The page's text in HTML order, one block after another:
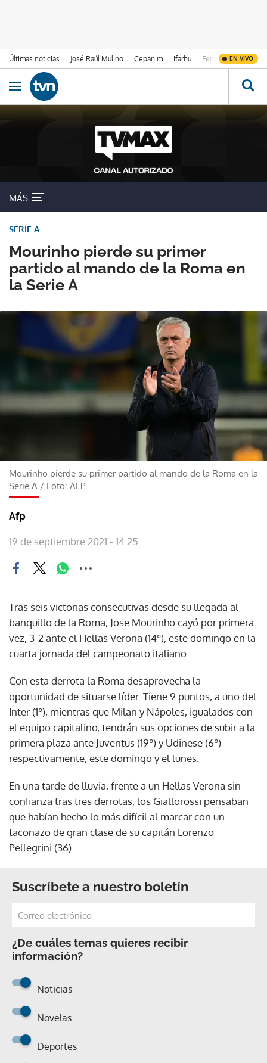
Últimas noticias José Raúl Mulino Cepanim Ifarhu Fenómeno de El
EN VIVO
Ir al contenido
Obrir navegació
MÁS
Mourinho pierde su primer
partido al mando de la Roma en
la Serie A
SERIE A
Mourinho pierde su primer partido al mando de la Roma en la
Serie A / Foto: AFP
Afp
19 de septiembre 2021 - 14:25
Tras seis victorias consecutivas desde su llegada al
banquillo de la Roma, Jose Mourinho cayó por primera
vez, 3-2 ante el Hellas Verona (14º), este domingo en la
cuarta jornada del campeonato italiano.
Con esta derrota la Roma desaprovecha la
oportunidad de situarse líder. Tiene 9 puntos, a uno del
Inter (1º), mientras que Milan y Nápoles, igualados con
el equipo capitalino, tendrán sus opciones de subir a la
primera plaza ante Juventus (19º) y Udinese (6º)
respectivamente, este domingo y el lunes.
En una tarde de lluvia, frente a un Hellas Verona sin
confianza tras tres derrotas, los Giallorossi pensaban
que habían hecho lo más difícil al marcar con un
taconazo de gran clase de su capitán Lorenzo
Pellegrini (36).
Suscríbete a nuestro boletín
¿De cuáles temas quieres recibir
información?
Noticias
Novelas
Deportes